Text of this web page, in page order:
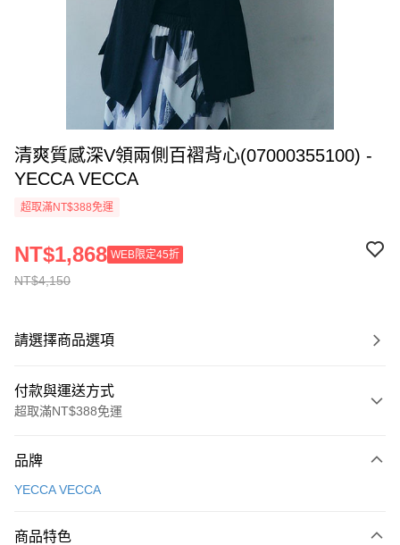
清爽質感深V領兩側百褶背心(07000355100) -
YECCA VECCA
超取滿NT$388免運
NT$4,150
NT$1,868 WEB限定45折
請選擇商品選項
付款與運送方式
超取滿NT$388免運
信用卡一次付款
3 期 0 利率 每期
品牌
YECCA VECCA
商品特色